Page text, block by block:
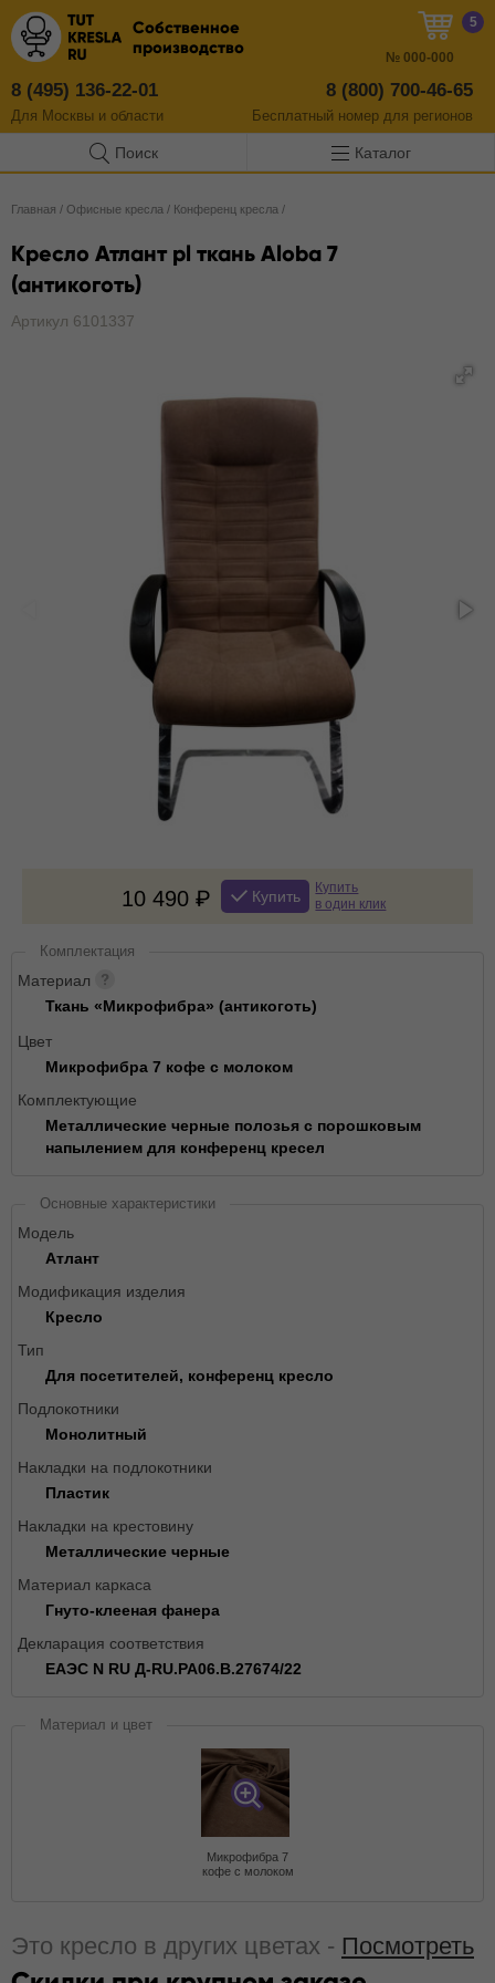
Собственное
производство
8 (495) 136-22-01
Для Москвы и области
8 (800) 700-46-65
Бесплатный номер для регионов
5
№ 000-000
Поиск Каталог
Главная / Офисные кресла / Конференц кресла /
Кресло Атлант pl ткань Aloba 7
(антикоготь)
Артикул 6101337
10 490 Купить
Купить
в один клик
Комплектация
Материал
Ткань «Микрофибра» (антикоготь)
Цвет
Микрофибра 7 кофе с молоком
Комплектующие
Металлические черные полозья с порошковым
напылением для конференц кресел
Основные характеристики
Модель
Атлант
Модификация изделия
Кресло
Тип
Для посетителей, конференц кресло
Подлокотники
Монолитный
Накладки на подлокотники
Пластик
Накладки на крестовину
Металлические черные
Материал каркаса
Гнуто-клееная фанера
Декларация соответствия
ЕАЭС N RU Д-RU.РА06.В.27674/22
Материал и цвет
Микрофибра 7
кофе с молоком
Это кресло в других цветах - Посмотреть